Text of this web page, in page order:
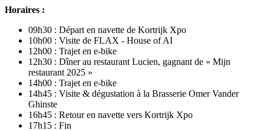
Horaires :
09h30 : Départ en navette de Kortrijk Xpo
10h00 : Visite de FLAX - House of AI
12h00 : Trajet en e-bike
12h30 : Dîner au restaurant Lucien, gagnant de « Mijn
restaurant 2025 »
14h00 : Trajet en e-bike
14h45 : Visite & dégustation à la Brasserie Omer Vander
Ghinste
16h45 : Retour en navette vers Kortrijk Xpo
17h15 : Fin